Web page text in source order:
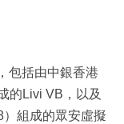
包括由中銀香港
的Livi VB，以及
組成的眾安虛擬